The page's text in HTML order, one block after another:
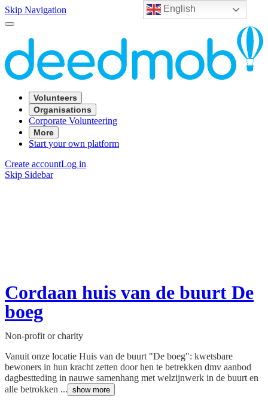
English
Skip Navigation
Volunteers
Organisations
Corporate Volunteering
More
Start your own platform
Create accountLog in
Skip Sidebar
Cordaan huis van de buurt De
boeg
Non-profit or charity
Vanuit onze locatie Huis van de buurt "De boeg": kwetsbare
bewoners in hun kracht zetten door hen te betrekken dmv aanbod
dagbestteding in nauwe samenhang met welzijnwerk in de buurt en
alle betrokken ... show more